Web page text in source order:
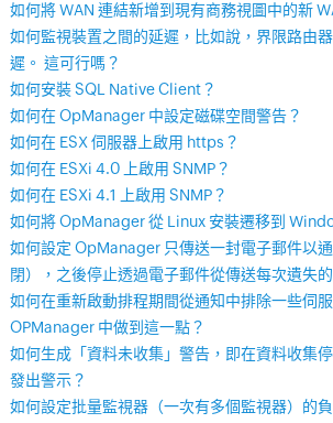
如何將 WAN 連結新增到現有商務視圖中的新
如何監視裝置之間的延遲，比如說，界限路由
遲。 這可行嗎？
如何安裝 SQL Native Client？
如何在 OpManager 中設定磁碟空間警告？
如何在 ESX 伺服器上啟用 https？
如何在 ESXi 4.0 上啟用 SNMP？
如何在 ESXi 4.1 上啟用 SNMP？
如何將 OpManager 從 Linux 安裝遷移到
如何設定 OpManager 只傳送一封電子郵件以
閉），之後停止透過電子郵件從傳送每次遺失
如何在重新啟動排程期間從通知中排除一些伺
OPManager 中做到這一點？
如何生成「資料未收集」警告，即在資料收集
發出警示？
如何設定批量監視器（一次有多個監視器）的